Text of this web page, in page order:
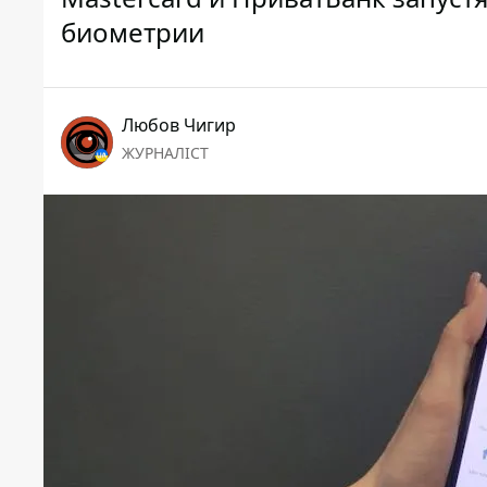
биометрии
Любов Чигир
ЖУРНАЛІСТ